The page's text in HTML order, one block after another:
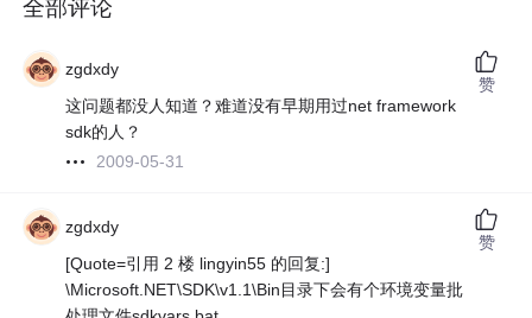
全部评论
zgdxdy
这问题都没人知道？难道没有早期用过net framework
sdk的人？
2009-05-31
赞
zgdxdy
[Quote=引用 2 楼 lingyin55 的回复:]
\Microsoft.NET\SDK\v1.1\Bin目录下会有个环境变量批
赞